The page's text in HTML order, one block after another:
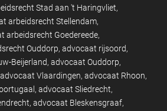
Stad aan 't Haringvliet
arbeidsrecht Stellendam
arbeidsrecht Goedereede
Ouddorp advocaat rijsoord
Beijerland advocaat Ouddorp
advocaat Vlaardingen advocaat Rhoon
advocaat Sliedrecht
advocaat Bleskensgraaf